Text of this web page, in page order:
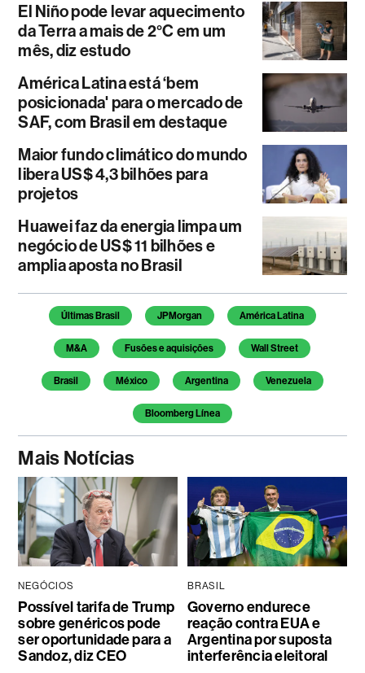
El Niño pode levar aquecimento
da Terra a mais de 2°C em um
mês, diz estudo
América Latina está ‘bem
posicionada' para o mercado de
SAF, com Brasil em destaque
Maior fundo climático do mundo
libera US$ 4,3 bilhões para
projetos
Huawei faz da energia limpa um
negócio de US$ 11 bilhões e
amplia aposta no Brasil
Temas deste artigo
Últimas Brasil JPMorgan América Latina
M&A Fusões e aquisições Wall Street
Brasil México Argentina Venezuela
Bloomberg Línea
Mais Notícias
NEGÓCIOS
Possível tarifa de Trump
sobre genéricos pode
ser oportunidade para a
Sandoz, diz CEO
BRASIL
Governo endurece
reação contra EUA e
Argentina por suposta
interferência eleitoral